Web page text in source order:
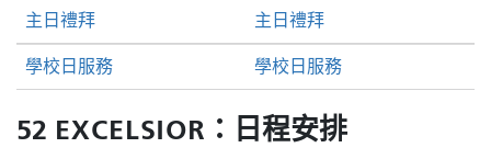
主日禮拜 主日禮拜
學校日服務 學校日服務
52 EXCELSIOR：日程安排